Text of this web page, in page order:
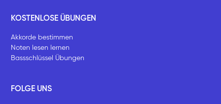
KOSTENLOSE ÜBUNGEN
Akkorde bestimmen
Noten lesen lernen
Bassschlüssel Übungen
FOLGE UNS